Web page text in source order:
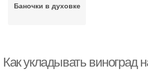
Баночки в духовке
Как укладывать виноград